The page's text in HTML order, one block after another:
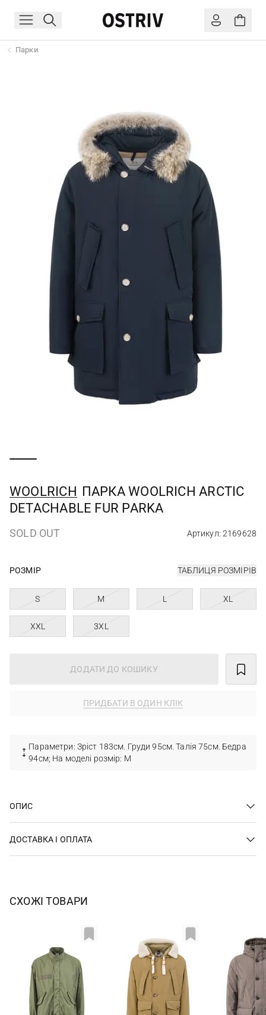
Парки
WOOLRICH ПАРКА WOOLRICH ARCTIC
DETACHABLE FUR PARKA
SOLD OUT Артикул: 2169628
РОЗМІР ТАБЛИЦЯ РОЗМІРІВ
S M L XL
XXL 3XL
ДОДАТИ ДО КОШИКУ
ПРИДБАТИ В ОДИН КЛІК
Параметри: Зріст 183см. Груди 95см. Талія 75см. Бедра
94см; На моделі розмір: M
ОПИС
ДОСТАВКА І ОПЛАТА
СХОЖІ ТОВАРИ